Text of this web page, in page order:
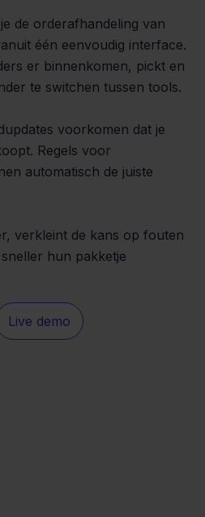
de orderafhandeling van
één eenvoudig interface.
er binnenkomen, pickt en
te switchen tussen tools.
voorkomen dat je
Regels voor
automatisch de juiste
verkleint de kans op fouten
hun pakketje
Live demo